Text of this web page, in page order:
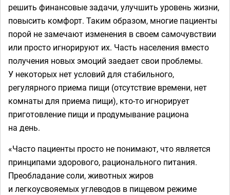
решить финансовые задачи, улучшить уровень жизни,
повысить комфорт. Таким образом, многие пациенты
порой не замечают изменения в своем самочувствии
или просто игнорируют их. Часть населения вместо
получения новых эмоций заедает свои проблемы.
У некоторых нет условий для стабильного,
регулярного приема пищи (отсутствие времени, нет
комнаты для приема пищи), кто-то игнорирует
приготовление пищи и продумывание рациона
на день.
«Часто пациенты просто не понимают, что является
принципами здорового, рационального питания.
Преобладание соли, животных жиров
и легкоусвояемых углеводов в пищевом режиме